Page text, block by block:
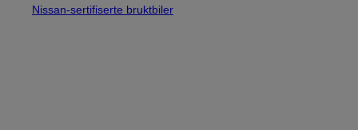
Nissan-sertifiserte bruktbiler